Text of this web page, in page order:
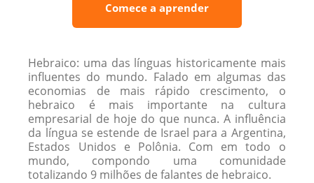
Comece a aprender
Hebraico: uma das línguas historicamente mais
influentes do mundo. Falado em algumas das
economias de mais rápido crescimento, o
hebraico é mais importante na cultura
empresarial de hoje do que nunca. A influência
da língua se estende de Israel para a Argentina,
Estados Unidos e Polônia. Com em todo o
mundo, compondo uma comunidade
totalizando 9 milhões de falantes de hebraico.